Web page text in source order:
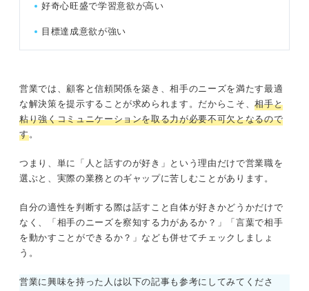
好奇心旺盛で学習意欲が高い
目標達成意欲が強い
営業では、顧客と信頼関係を築き、相手のニーズを満たす最適
な解決策を提示することが求められます。だからこそ、相手と
粘り強くコミュニケーションを取る力が必要不可欠となるので
す。
つまり、単に「人と話すのが好き」という理由だけで営業職を
選ぶと、実際の業務とのギャップに苦しむことがあります。
自分の適性を判断する際は話すこと自体が好きかどうかだけで
なく、「相手のニーズを察知する力があるか？」「言葉で相手
を動かすことができるか？」なども併せてチェックしましょ
う。
営業に興味を持った人は以下の記事も参考にしてみてくださ